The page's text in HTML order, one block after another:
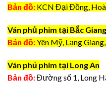
Bản đồ: KCN Đại Đồng,
Ván phủ phim tại Bắc Giang
Bản đồ:Yên Mỹ, Lạng
Ván phủ phim tại Long An
Bản đồ:Đường số 1, Long